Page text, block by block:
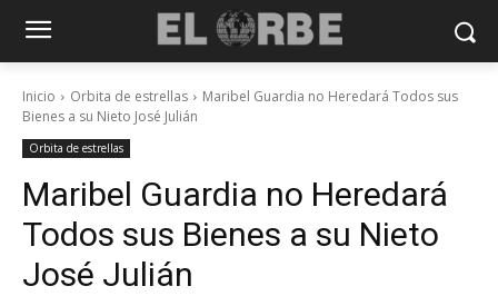
Inicio Orbita de estrellas
Maribel Guardia no Heredará Todos sus
Bienes a su Nieto José Julián
Orbita de estrellas
Maribel Guardia no Heredará
Todos sus Bienes a su Nieto
José Julián